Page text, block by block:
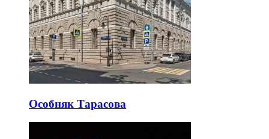
Особняк Тарасова